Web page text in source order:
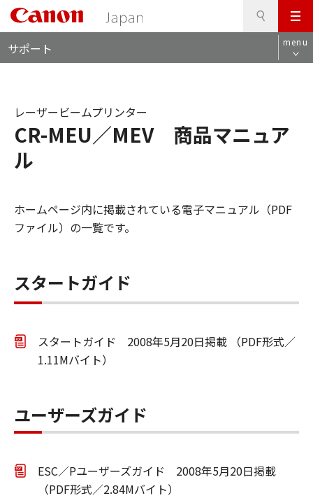
メ
ニ
ュ
サポート menu
CR-MEU／MEV 商品マニュア
ル
レーザービームプリンター
ホームページ内に掲載されている電子マニュアル（PDF
ファイル）の一覧です。
スタートガイド
スタートガイド 2008年5月20日掲載 （PDF形式／
1.11Mバイト）
ユーザーズガイド
ESC／Pユーザーズガイド 2008年5月20日掲載
（PDF形式／2.84Mバイト）